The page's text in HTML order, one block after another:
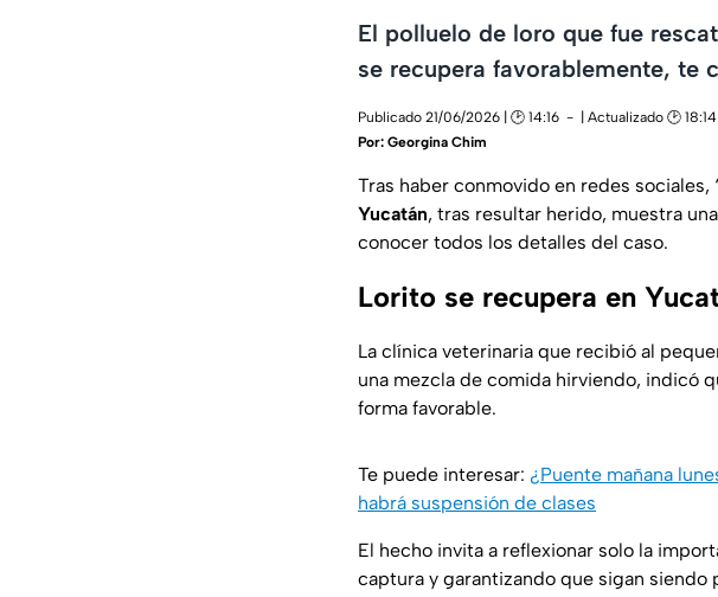
El polluelo de loro que fue
se recupera favorablemente, te
Publicado 21/06/2026 | 🕑 14:16
| Actualizado 🕑 18:14
Por: Georgina Chim
Tras haber conmovido en redes sociales, ‘
Yucatán, tras resultar herido, muestra
conocer todos los detalles del caso.
Lorito se recupera en
La clínica veterinaria que recibió al
una mezcla de comida hirviendo, indicó
forma favorable.
Te puede interesar: ¿Puente mañana
habrá suspensión de clases
El hecho invita a reflexionar solo la
captura y garantizando que sigan siendo